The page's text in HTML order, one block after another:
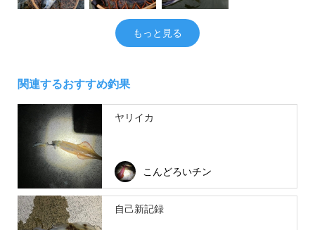
もっと見る
関連するおすすめ釣果
ヤリイカ
こんどろいチン
自己新記録